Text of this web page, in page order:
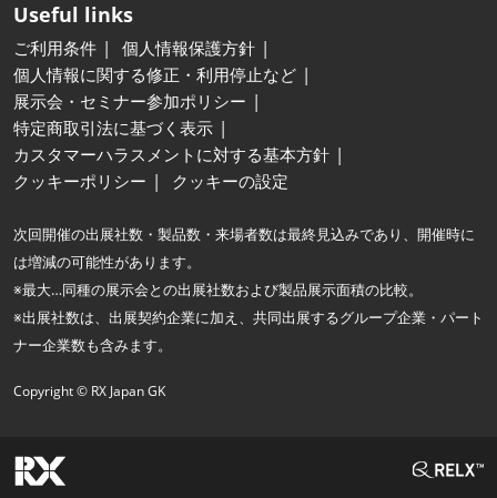
Useful links
ご利用条件
個人情報保護方針
個人情報に関する修正・利用停止など
展示会・セミナー参加ポリシー
特定商取引法に基づく表示
カスタマーハラスメントに対する基本方針
クッキーポリシー
クッキーの設定
次回開催の出展社数・製品数・来場者数は最終見込みであり、開催時に
は増減の可能性があります。
※最大…同種の展示会との出展社数および製品展示面積の比較。
※出展社数は、出展契約企業に加え、共同出展するグループ企業・パート
ナー企業数も含みます。
Copyright © RX Japan GK